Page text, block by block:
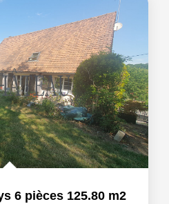
6 pièces 125.80 m2